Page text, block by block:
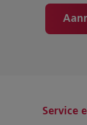
Service